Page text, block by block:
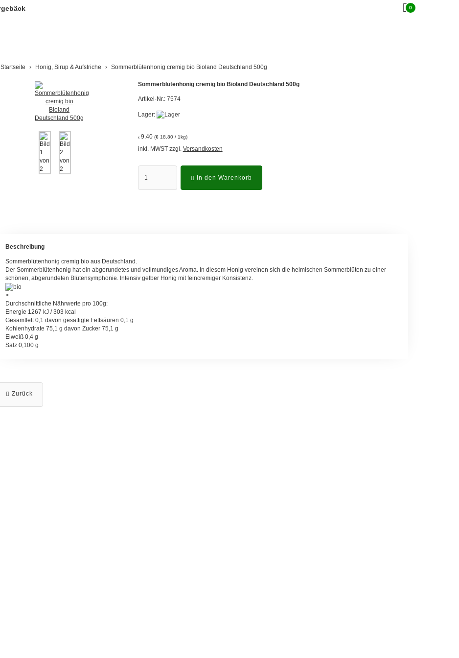
0
Startseite Honig, Sirup & Aufstriche Sommerblütenhonig cremig bio Bioland Deutschland 500g
Sommerblütenhonig cremig bio Bioland Deutschland 500g
Artikel-Nr.: 7574
Lager:
€ 9.40 (€ 18.80 / 1kg)
inkl. MWST zzgl. Versandkosten
In den Warenkorb
Beschreibung
Sommerblütenhonig cremig bio aus Deutschland.
Der Sommerblütenhonig hat ein abgerundetes und vollmundiges Aroma. In diesem Honig vereinen sich die heimischen Sommerblüten zu einer
schönen, abgerundeten Blütensymphonie. Intensiv gelber Honig mit feincremiger Konsistenz.
>
Durchschnittliche Nährwerte pro 100g:
Energie 1267 kJ / 303 kcal
Gesamtfett 0,1 davon gesättigte Fettsäuren 0,1 g
Kohlenhydrate 75,1 g davon Zucker 75,1 g
Eiweiß 0,4 g
Salz 0,100 g
Zurück